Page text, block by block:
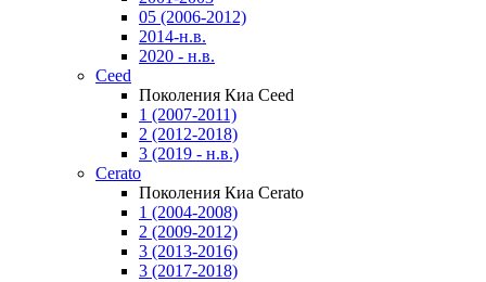
05 (2006-2012)
2014-н.в.
2020 - н.в.
Ceed
Поколения Киа Ceed
1 (2007-2011)
2 (2012-2018)
3 (2019 - н.в.)
Cerato
Поколения Киа Cerato
1 (2004-2008)
2 (2009-2012)
3 (2013-2016)
3 (2017-2018)